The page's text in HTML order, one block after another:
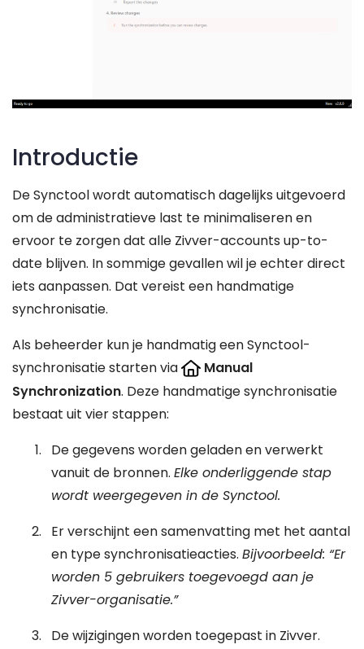
Introductie
De Synctool wordt automatisch dagelijks uitgevoerd
om de administratieve last te minimaliseren en
ervoor te zorgen dat alle Zivver-accounts up-to-
date blijven. In sommige gevallen wil je echter direct
iets aanpassen. Dat vereist een handmatige
synchronisatie.
Als beheerder kun je handmatig een Synctool-
synchronisatie starten via
Manual
Synchronization. Deze handmatige synchronisatie
bestaat uit vier stappen:
De gegevens worden geladen en verwerkt
vanuit de bronnen. Elke onderliggende stap
wordt weergegeven in de Synctool.
Er verschijnt een samenvatting met het aantal
en type synchronisatieacties. Bijvoorbeeld: “Er
worden 5 gebruikers toegevoegd aan je
Zivver-organisatie.”
De wijzigingen worden toegepast in Zivver.